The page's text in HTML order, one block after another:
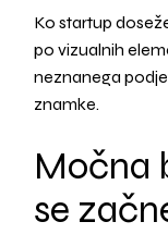
Ko startup
po vizualnih
neznanega
znamke.
Močna
se